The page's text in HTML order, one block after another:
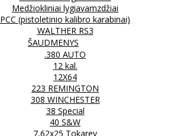
Medžiokliniai lygiavamzdžiai
PCC (pistoletinio kalibro karabinai)
WALTHER RS3
ŠAUDMENYS
.380 AUTO
12 kal.
12X64
223 REMINGTON
308 WINCHESTER
38 Special
40 S&W
7,62x25 Tokarev